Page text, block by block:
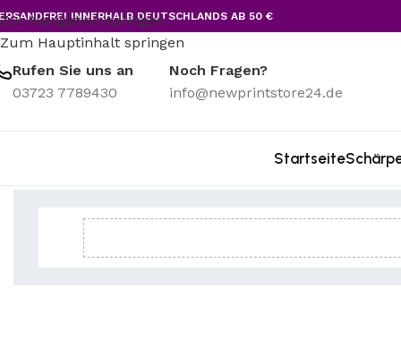
Zur Navigation springen
Zum Hauptinhalt springen
INNERHALB DEUTSCHLANDS AB 50 €
Rufen Sie uns an
03723 7789430
Noch Fragen?
info@newprintstore24.de
Startseite